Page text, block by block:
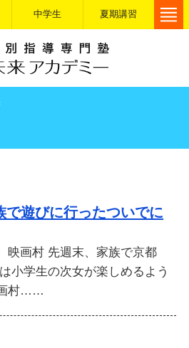
中学生 夏期講習
で遊びに行ったついでに
映画村 先週末、家族で京都
小学生の次女が楽しめるよう
村……